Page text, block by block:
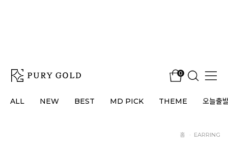
0
ALL NEW BEST MD PICK THEME 오늘출
홈 · EARRING